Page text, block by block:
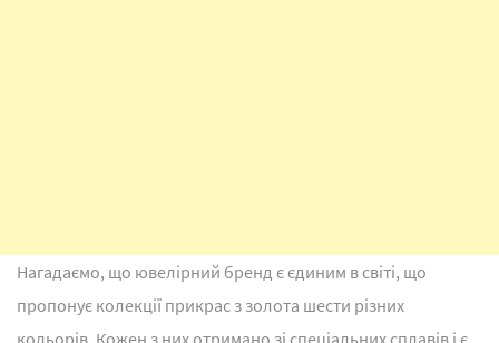
Нагадаємо, що ювелірний бренд є єдиним в світі, що
пропонує колекції прикрас з золота шести різних